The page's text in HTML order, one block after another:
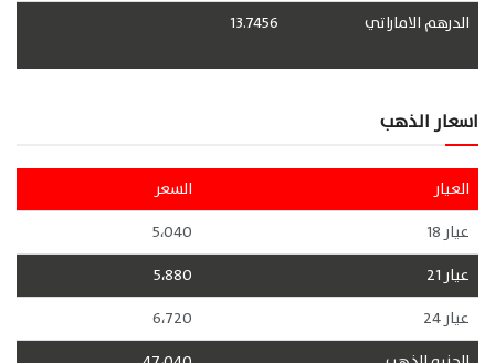
الدرهم الاماراتي 13.7456
اسعار الذهب
العيار
السعر
عيار 18
5،040
عيار 21
5،880
عيار 24
6،720